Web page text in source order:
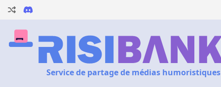
Service de partage de médias humoristiques